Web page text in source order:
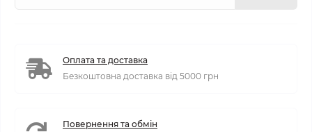
Оплата та доставка
Безкоштовна доставка від 5000 грн
Повернення та обмін